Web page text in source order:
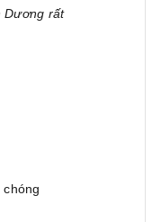
Dương rất